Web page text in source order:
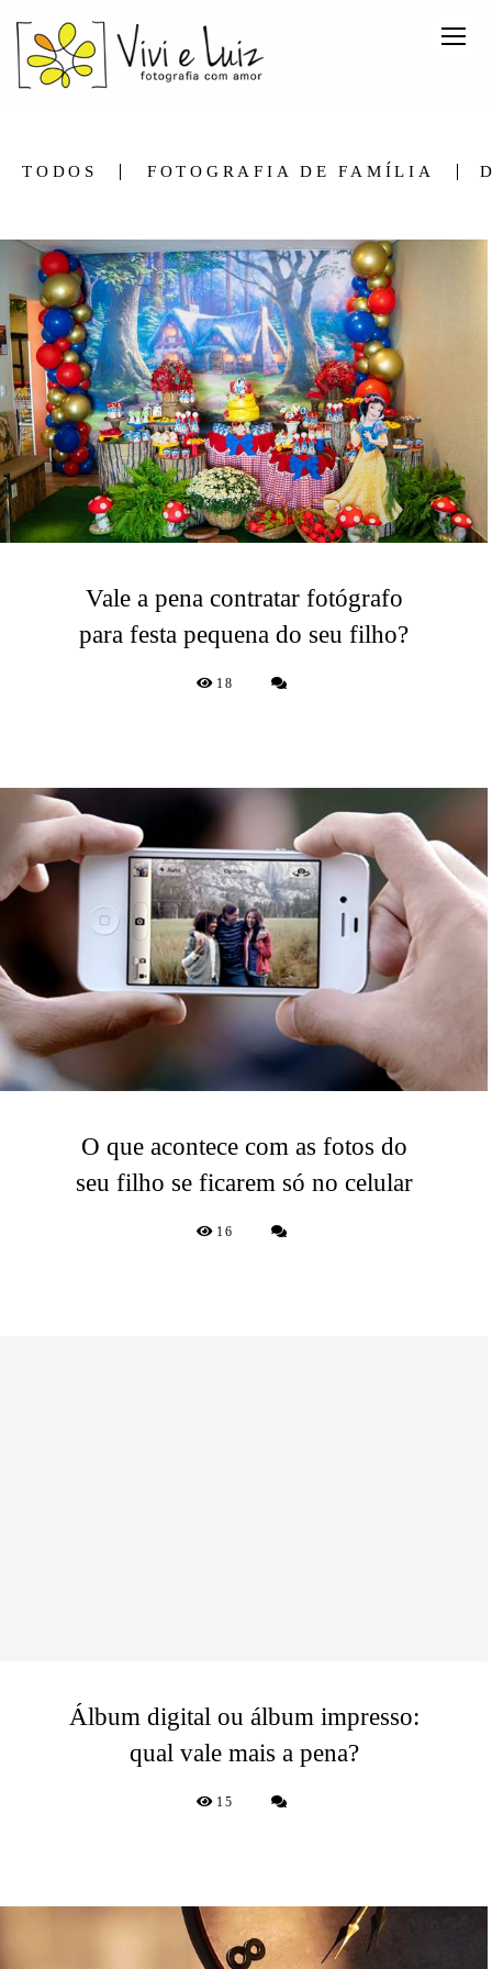
TODOS FOTOGRAFIA DE FAMÍLIA
Vale a pena contratar fotógrafo
para festa pequena do seu filho?
18
O que acontece com as fotos do
seu filho se ficarem só no celular
16
Álbum digital ou álbum impresso:
qual vale mais a pena?
15